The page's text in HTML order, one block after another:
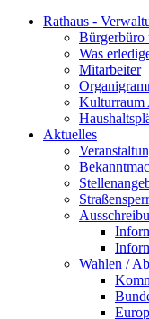
Rathaus -
Bürgerbüro
Was
Mitarbeiter
Kulturraum
Aktuelles
Wahlen /